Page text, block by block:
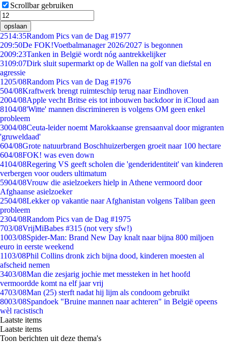
Scrollbar gebruiken
opslaan
2514:35Random Pics van de Dag #1977
209:50De FOK!Voetbalmanager 2026/2027 is begonnen
2009:23Tanken in België wordt nóg aantrekkelijker
3109:07Dirk sluit supermarkt op de Wallen na golf van diefstal en
agressie
1205/08Random Pics van de Dag #1976
504/08Kraftwerk brengt ruimteschip terug naar Eindhoven
2004/08Apple vecht Britse eis tot inbouwen backdoor in iCloud aan
8104/08'Witte' mannen discrimineren is volgens OM geen enkel
probleem
3004/08Ceuta-leider noemt Marokkaanse grensaanval door migranten
'gruweldaad'
604/08Grote natuurbrand Boschhuizerbergen groeit naar 100 hectare
604/08FOK! was even down
4104/08Regering VS geeft scholen die 'genderidentiteit' van kinderen
verbergen voor ouders ultimatum
5904/08Vrouw die asielzoekers hielp in Athene vermoord door
Afghaanse asielzoeker
2504/08Lekker op vakantie naar Afghanistan volgens Taliban geen
probleem
2304/08Random Pics van de Dag #1975
703/08VrijMiBabes #315 (not very sfw!)
1003/08Spider-Man: Brand New Day knalt naar bijna 800 miljoen
euro in eerste weekend
1103/08Phil Collins dronk zich bijna dood, kinderen moesten al
afscheid nemen
3403/08Man die zesjarig jochie met messteken in het hoofd
vermoordde komt na elf jaar vrij
4703/08Man (25) sterft nadat hij lijm als condoom gebruikt
8003/08Spandoek "Bruine mannen naar achteren" in België opeens
wèl racistisch
Laatste items
Laatste items
Toon berichten uit deze thema's